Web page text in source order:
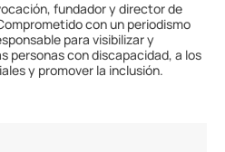
fundador y director de
con un periodismo
para visibilizar y
personas con discapacidad, a los
y promover la inclusión.